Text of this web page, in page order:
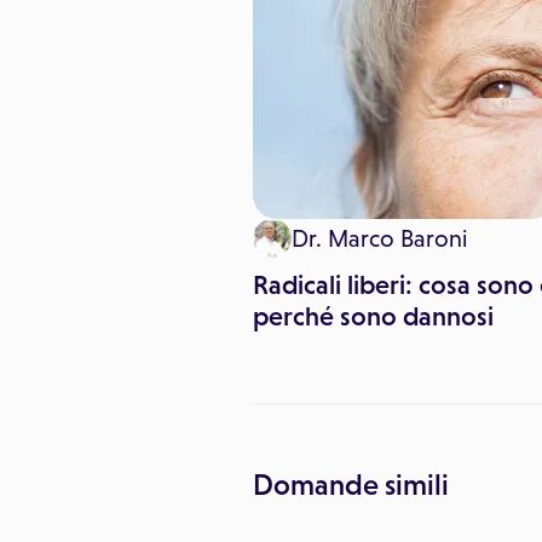
Dr. Marco Baroni
Radicali liberi: cosa sono
perché sono dannosi
Domande simili